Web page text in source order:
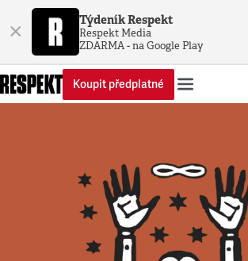
× Týdeník Respekt
Respekt Media
ZDARMA - na Google Play
Koupit předplatné